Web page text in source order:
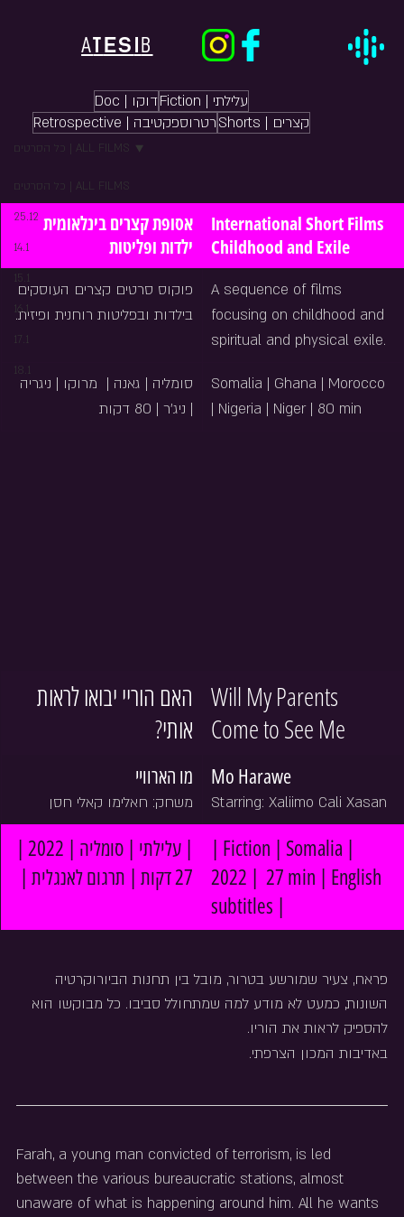
ATES B
כל הסרטים | ALL FILMS
25.12
14.1
15.1
16.1
17.1
18.1
כל הסרטים | ALL FILMS
אסופת קצרים בינלאומית
ילדות ופליטות
International Short Films
Childhood and Exile
פוקוס סרטים קצרים העוסקים
בילדות ובפליטות רוחנית ופיזית.
A sequence of films
focusing on childhood and
spiritual and physical exile.
סומליה | גאנה |  מרוקו | ניגריה
| ניג'ר | 80 דקות
Somalia | Ghana | Morocco
| Nigeria | Niger | 80 min
האם הוריי יבואו לראות
אותי?
Will My Parents
Come to See Me
מו הארוויי
משחק: חאלימו קאלי חסן
Mo Harawe
Starring: Xaliimo Cali Xasan
| עלילתי | סומליה | 2022 |
27 דקות | תרגום לאנגלית |
| Fiction | Somalia |
2022 |  27 min | English
subtitles |
פראח, צעיר שמורשע בטרור, מובל בין תחנות הביורוקרטיה
השונות, כמעט לא מודע למה שמתחולל סביבו. כל מבוקשו הוא
להספיק לראות את הוריו.
באדיבות המכון הצרפתי.
Farah, a young man convicted of terrorism, is led
between the various bureaucratic stations, almost
unaware of what is happening around him. All he wants
Doc | דוקו
Fiction | עלילתי
Retrospective | רטרוספקטיבה
Shorts | קצרים